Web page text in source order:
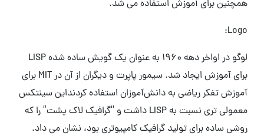
همچنین برای آموزش استفاده می شد.
Logo:
لوگو در اواخر دهه 1960 به عنوان یک گویش ساده شده LISP
برای آموزش ایجاد شد. سیمور پاپرت و دیگران از آن در MIT برای
آموزش تفکر ریاضی به دانش‌آموزان استفاده کردنداین سینتکس
معمولی تری نسبت به LISP داشت و “گرافیک لاک پشت” را که
روشی ساده برای تولید گرافیک کامپیوتری بود، نشان می داد.